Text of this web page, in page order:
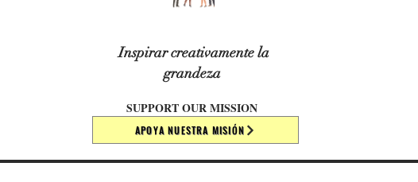
​​​Inspirar creativamente la
grandeza
SUPPORT OUR MISSION
APOYA NUESTRA MISIÓN